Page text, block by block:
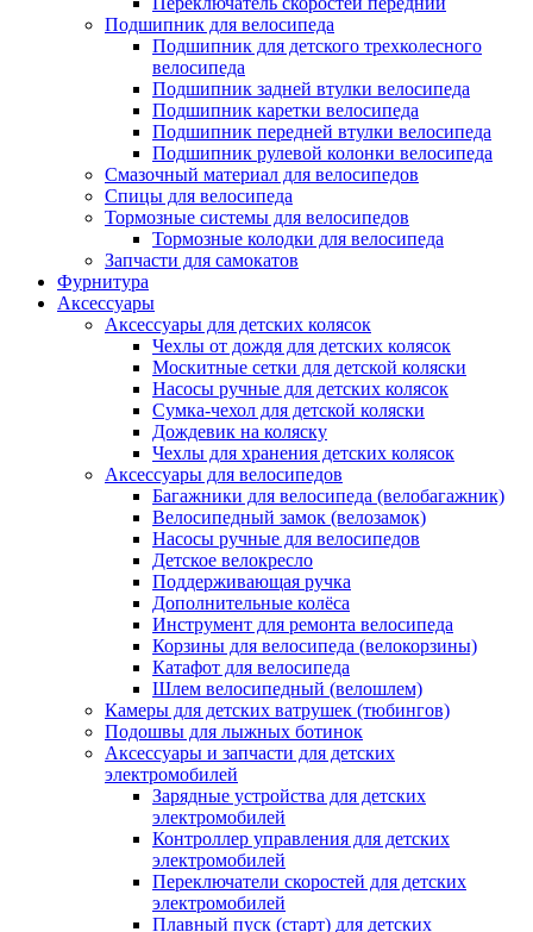
Подшипник для велосипеда
Подшипник для детского трехколесного
велосипеда
Подшипник задней втулки велосипеда
Подшипник каретки велосипеда
Подшипник передней втулки велосипеда
Подшипник рулевой колонки велосипеда
Смазочный материал для велосипедов
Спицы для велосипеда
Тормозные системы для велосипедов
Тормозные колодки для велосипеда
Запчасти для самокатов
Фурнитура
Аксессуары
Аксессуары для детских колясок
Чехлы от дождя для детских колясок
Москитные сетки для детской коляски
Насосы ручные для детских колясок
Сумка-чехол для детской коляски
Дождевик на коляску
Чехлы для хранения детских колясок
Аксессуары для велосипедов
Багажники для велосипеда (велобагажник)
Велосипедный замок (велозамок)
Насосы ручные для велосипедов
Детское велокресло
Поддерживающая ручка
Дополнительные колёса
Инструмент для ремонта велосипеда
Корзины для велосипеда (велокорзины)
Катафот для велосипеда
Шлем велосипедный (велошлем)
Камеры для детских ватрушек (тюбингов)
Подошвы для лыжных ботинок
Аксессуары и запчасти для детских
электромобилей
Зарядные устройства для детских
электромобилей
Контроллер управления для детских
электромобилей
Переключатели скоростей для детских
электромобилей
Плавный пуск (старт) для детских